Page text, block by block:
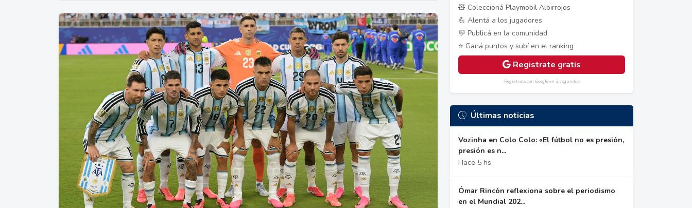
🧸 Coleccioná Playmobil Albirrojos
💪 Alentá a los jugadores
💬 Publicá en la comunidad
⭐ Ganá puntos y subí en el ranking
Registrate gratis
Registrate con Google en 2 segundos
Últimas noticias
Vozinha en Colo Colo: «El fútbol no es presión,
presión es n...
Hace 5 hs
Ómar Rincón reflexiona sobre el periodismo
en el Mundial 202...